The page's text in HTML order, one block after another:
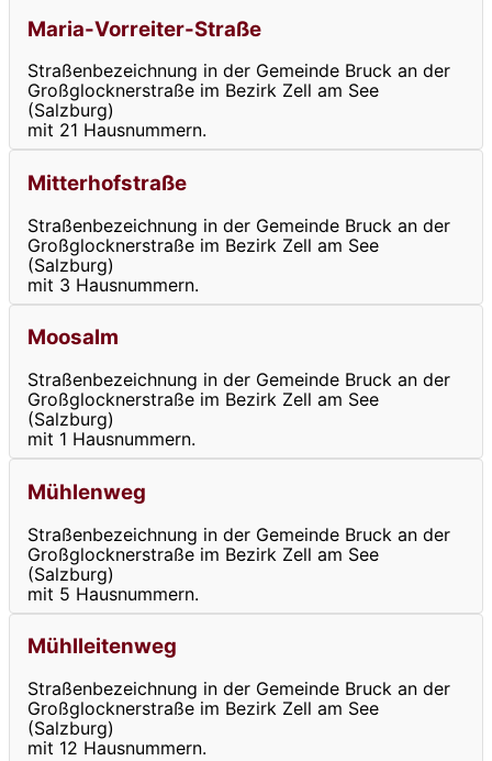
Maria-Vorreiter-Straße
Straßenbezeichnung in der Gemeinde Bruck an der
Großglocknerstraße im Bezirk Zell am See
(Salzburg)
mit 21 Hausnummern.
Mitterhofstraße
Straßenbezeichnung in der Gemeinde Bruck an der
Großglocknerstraße im Bezirk Zell am See
(Salzburg)
mit 3 Hausnummern.
Moosalm
Straßenbezeichnung in der Gemeinde Bruck an der
Großglocknerstraße im Bezirk Zell am See
(Salzburg)
mit 1 Hausnummern.
Mühlenweg
Straßenbezeichnung in der Gemeinde Bruck an der
Großglocknerstraße im Bezirk Zell am See
(Salzburg)
mit 5 Hausnummern.
Mühlleitenweg
Straßenbezeichnung in der Gemeinde Bruck an der
Großglocknerstraße im Bezirk Zell am See
(Salzburg)
mit 12 Hausnummern.